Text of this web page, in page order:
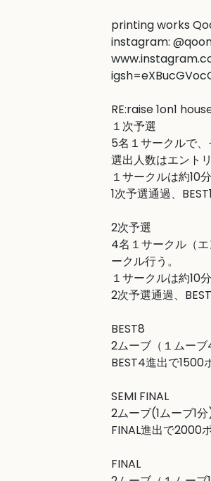
printing works
RE:raise 1on1
１次予選
5名１サークルで
選出人数はエント
１サークルは約10
1次予選通過、
2次予選
4名１サークル（
ークル行う。
１サークルは約10
2次予選通過、
BEST8
2ムーブ（１ムー
BEST4進出で1500
SEMI FINAL
2ムーブ(1ムーブ1
FINAL進出で2000
FINAL